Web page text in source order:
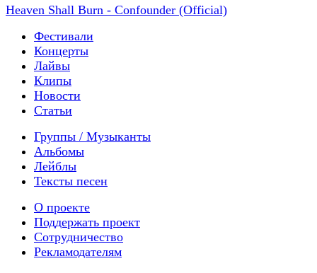
Heaven Shall Burn - Confounder (Official)
Фестивали
Концерты
Лайвы
Клипы
Новости
Статьи
Группы / Музыканты
Альбомы
Лейблы
Тексты песен
О проекте
Поддержать проект
Сотрудничество
Рекламодателям